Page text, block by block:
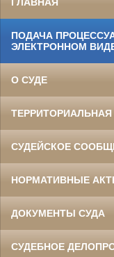
ПОДАЧА
ЭЛЕКТРОННОМ
О СУДЕ
СУДЕЙСКОЕ
НОРМАТИВНЫЕ
ДОКУМЕНТЫ СУДА
СУДЕБНОЕ